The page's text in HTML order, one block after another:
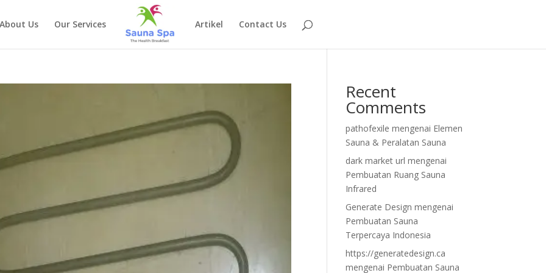
About Us Our Services Artikel Contact Us
Recent
Comments
pathofexile mengenai Elemen
Sauna & Peralatan Sauna
dark market url mengenai
Pembuatan Ruang Sauna
Infrared
Generate Design mengenai
Pembuatan Sauna
Terpercaya Indonesia
https://generatedesign.ca
mengenai Pembuatan Sauna